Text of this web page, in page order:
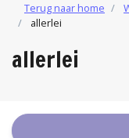
Terug naar home
allerlei
allerlei